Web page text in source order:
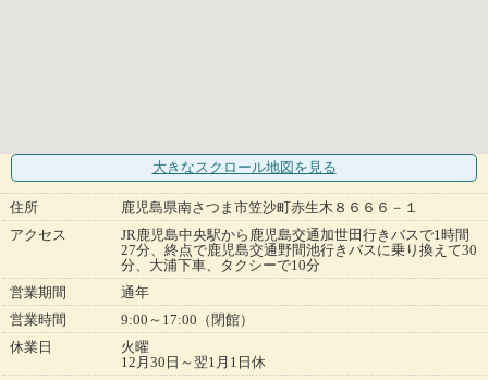
大きなスクロール地図 を見る
住所
鹿児島県南さつま市笠沙町赤生木８６６６－１
アクセス
JR鹿児島中央駅から鹿児島交通加世田行きバスで1時間
27分、終点で鹿児島交通野間池行きバスに乗り換えて30
分、大浦下車、タクシーで10分
営業期間
通年
営業時間
9:00～17:00（閉館）
休業日
火曜
12月30日～翌1月1日休